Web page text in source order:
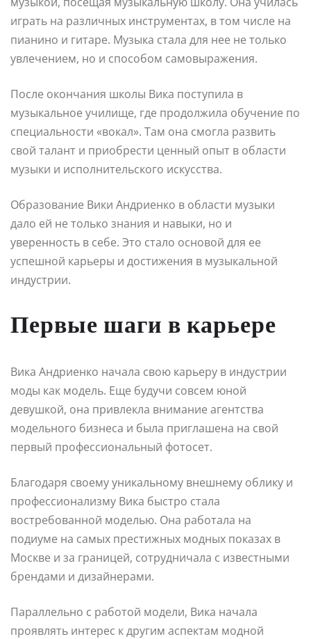
играть на различных инструментах, в том числе на
пианино и гитаре. Музыка стала для нее не только
увлечением, но и способом самовыражения.
После окончания школы Вика поступила в
музыкальное училище, где продолжила обучение по
специальности «вокал». Там она смогла развить
свой талант и приобрести ценный опыт в области
музыки и исполнительского искусства.
Образование Вики Андриенко в области музыки
дало ей не только знания и навыки, но и
уверенность в себе. Это стало основой для ее
успешной карьеры и достижения в музыкальной
индустрии.
Первые шаги в карьере
Вика Андриенко начала свою карьеру в индустрии
моды как модель. Еще будучи совсем юной
девушкой, она привлекла внимание агентства
модельного бизнеса и была приглашена на свой
первый профессиональный фотосет.
Благодаря своему уникальному внешнему облику и
профессионализму Вика быстро стала
востребованной моделью. Она работала на
подиуме на самых престижных модных показах в
Москве и за границей, сотрудничала с известными
брендами и дизайнерами.
Параллельно с работой модели, Вика начала
проявлять интерес к другим аспектам модной